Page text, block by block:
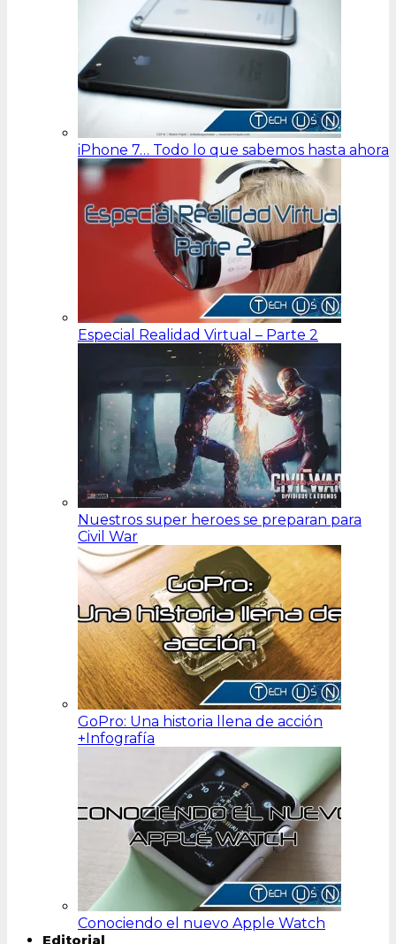
iPhone 7… Todo lo que sabemos hasta ahora
Especial Realidad Virtual – Parte 2
Nuestros super heroes se preparan para
Civil War
GoPro: Una historia llena de acción
+Infografía
Conociendo el nuevo Apple Watch
Editorial